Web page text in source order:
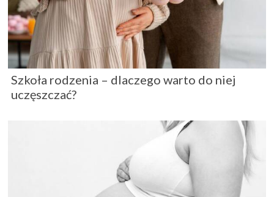
Szkoła rodzenia – dlaczego warto do niej
uczęszczać?